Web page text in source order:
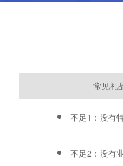
常见礼
不足1：没有
不足2：没有